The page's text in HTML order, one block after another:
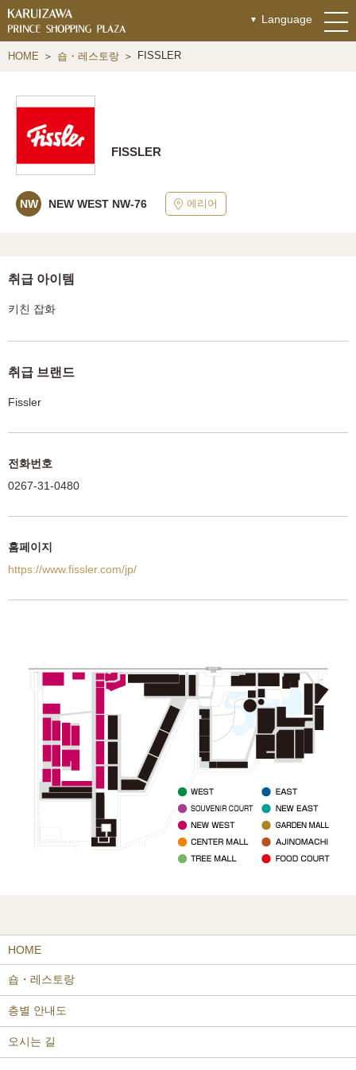
Language
HOME 숍・레스토랑 FISSLER
FISSLER
NW NEW WEST NW-76 에리어
취급 아이템
키친 잡화
취급 브랜드
Fissler
전화번호
0267-31-0480
홈페이지
https://www.fissler.com/jp/
HOME
숍・레스토랑
층별 안내도
오시는 길